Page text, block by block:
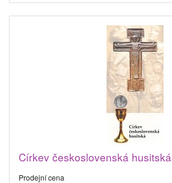
Církev československá husitská
Prodejní cena